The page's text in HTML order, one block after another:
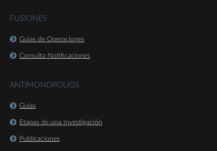
FUSIONES
Guías de Operaciones
Consulta Notificaciones
ANTIMONOPOLIOS
Guías
Etapas de una Investigación
Publicaciones